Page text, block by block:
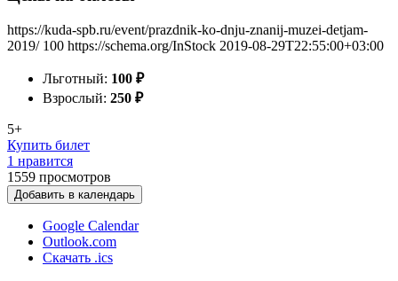
https://kuda-spb.ru/event/prazdnik-ko-dnju-znanij-muzei-detjam-
2019/ 100 https://schema.org/InStock 2019-08-29T22:55:00+03:00
Льготный: 100 ₽
Взрослый: 250 ₽
5+
Купить билет
1 нравится
1559 просмотров
Добавить в календарь
Google Calendar
Outlook.com
Скачать .ics